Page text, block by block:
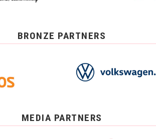
BRONZE PARTNERS
MEDIA PARTNERS